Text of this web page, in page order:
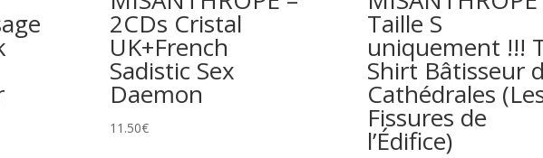
2CDs Cristal
UK+French
Sadistic Sex
Daemon
11.50€
Taille S
uniquement !!!
Shirt Bâtisseur
Cathédrales
Fissures de
l’Édifice)